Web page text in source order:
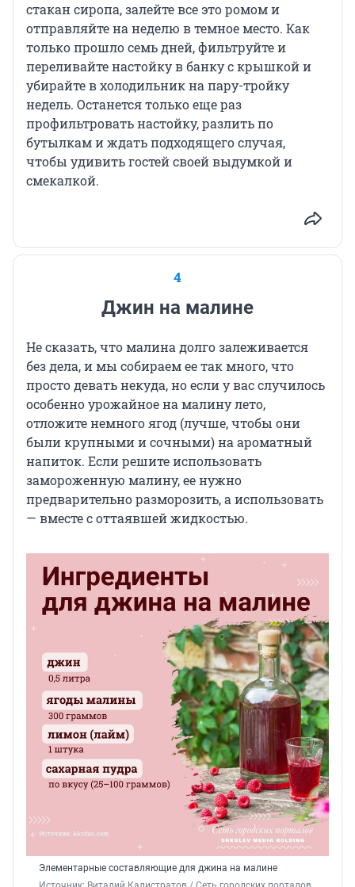
стакан сиропа, залейте все это ромом и
отправляйте на неделю в темное место. Как
только прошло семь дней, фильтруйте и
переливайте настойку в банку с крышкой и
убирайте в холодильник на пару-тройку
недель. Останется только еще раз
профильтровать настойку, разлить по
бутылкам и ждать подходящего случая,
чтобы удивить гостей своей выдумкой и
смекалкой.
4
Джин на малине
Не сказать, что малина долго залеживается
без дела, и мы собираем ее так много, что
просто девать некуда, но если у вас случилось
особенно урожайное на малину лето,
отложите немного ягод (лучше, чтобы они
были крупными и сочными) на ароматный
напиток. Если решите использовать
замороженную малину, ее нужно
предварительно разморозить, а использовать
— вместе с оттаявшей жидкостью.
Элементарные составляющие для джина на малине